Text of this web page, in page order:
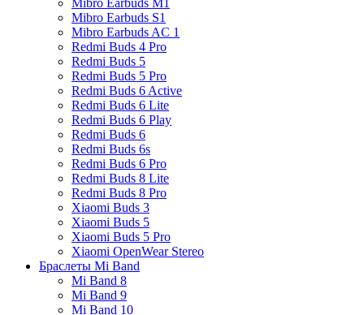
Mibro Earbuds M1
Mibro Earbuds S1
Mibro Earbuds AC 1
Redmi Buds 4 Pro
Redmi Buds 5
Redmi Buds 5 Pro
Redmi Buds 6 Active
Redmi Buds 6 Lite
Redmi Buds 6 Play
Redmi Buds 6
Redmi Buds 6s
Redmi Buds 6 Pro
Redmi Buds 8 Lite
Redmi Buds 8 Pro
Xiaomi Buds 3
Xiaomi Buds 5
Xiaomi Buds 5 Pro
Xiaomi OpenWear Stereo
Браслеты Mi Band
Mi Band 8
Mi Band 9
Mi Band 10